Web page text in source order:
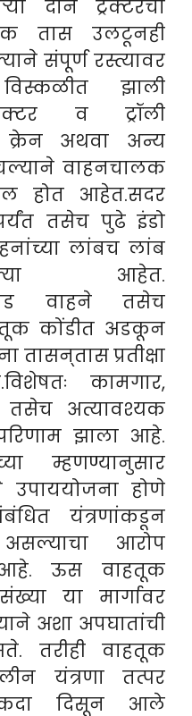
दोन ट्रॅक्टरचा
तास उलटूनही
संपूर्ण रस्त्यावर
झाली
व ट्रॉली
क्रेन अथवा अन्य
वाहनचालक
होत आहेत.सदर
तसेच पुढे इंडो
लांबच लांब
आहेत.
वाहने तसेच
कोंडीत अडकून
तासन्‌तास प्रतीक्षा
कामगार,
तसेच अत्यावश्यक
झाला आहे.
म्हणण्यानुसार
उपाययोजना होणे
यंत्रणांकडून
आरोप
आहे. ऊस वाहतूक
या मार्गावर
अशा अपघातांची
तरीही वाहतूक
यंत्रणा तत्पर
दिसून आले